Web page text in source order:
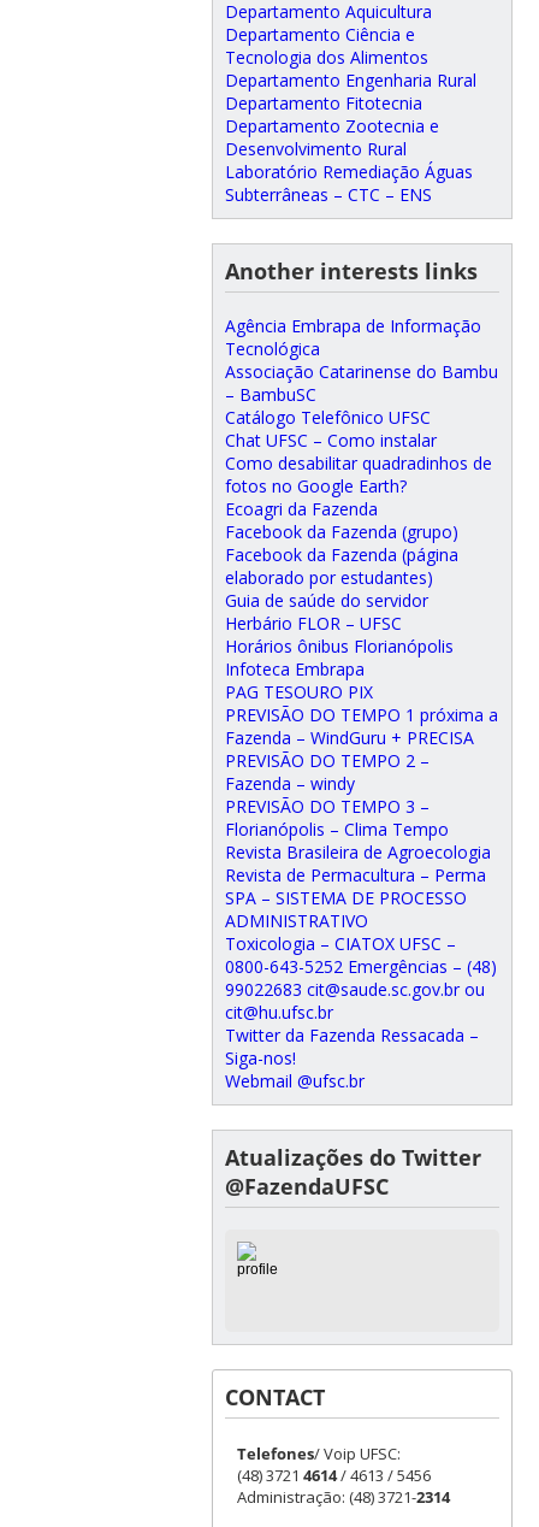
Departamento Aquicultura
Departamento Ciência e
Tecnologia dos Alimentos
Departamento Engenharia Rural
Departamento Fitotecnia
Departamento Zootecnia e
Desenvolvimento Rural
Laboratório Remediação Águas
Subterrâneas – CTC – ENS
Another interests links
Agência Embrapa de Informação
Tecnológica
Associação Catarinense do Bambu
– BambuSC
Catálogo Telefônico UFSC
Chat UFSC – Como instalar
Como desabilitar quadradinhos de
fotos no Google Earth?
Ecoagri da Fazenda
Facebook da Fazenda (grupo)
Facebook da Fazenda (página
elaborado por estudantes)
Guia de saúde do servidor
Herbário FLOR – UFSC
Horários ônibus Florianópolis
Infoteca Embrapa
PAG TESOURO PIX
PREVISÃO DO TEMPO 1 próxima a
Fazenda – WindGuru + PRECISA
PREVISÃO DO TEMPO 2 –
Fazenda – windy
PREVISÃO DO TEMPO 3 –
Florianópolis – Clima Tempo
Revista Brasileira de Agroecologia
Revista de Permacultura – Perma
SPA – SISTEMA DE PROCESSO
ADMINISTRATIVO
Toxicologia – CIATOX UFSC –
0800-643-5252 Emergências – (48)
99022683 cit@saude.sc.gov.br ou
cit@hu.ufsc.br
Twitter da Fazenda Ressacada –
Siga-nos!
Webmail @ufsc.br
Atualizações do Twitter
@FazendaUFSC
CONTACT
Telefones/ Voip UFSC:
(48) 3721 4614/ 4613 / 5456
Administração: (48) 3721-2314